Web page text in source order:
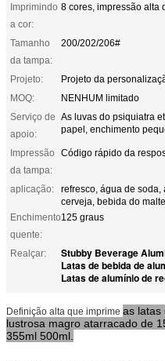
Imprimindo
a cor:
8 cores, impressão alta
Tamanho
da tampa:
200/202/206#
Projeto:
Projeto da
MOQ:
NENHUM limitado
Serviço de
apoio:
As luvas do psiquiatra
papel, enchimento
Impressão
da tampa:
Código rápido da
aplicação:
refresco, água de
cerveja, bebida do
Enchimento
quente:
125 graus
Realçar: Stubby Beverage
Latas de bebida de
Latas de alumínio de
Definição alta que imprime as latas
lustrosa magro atarracado de
355ml 500ml.